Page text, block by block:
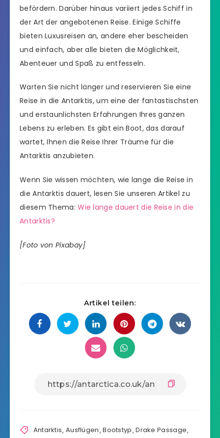
befördern. Darüber hinaus variiert jedes Schiff in
der Art der angebotenen Reise. Einige Schiffe
bieten Luxusreisen an, andere eher bescheiden
und einfach, aber alle bieten die Möglichkeit,
Abenteuer und Spaß zu entfesseln.
Warten Sie nicht länger und reservieren Sie eine
Reise in die Antarktis, um eine der fantastischsten
und erstaunlichsten Erfahrungen Ihres ganzen
Lebens zu erleben. Es gibt ein Boot, das darauf
wartet, Ihnen die Reise Ihrer Träume für die
Antarktis anzubieten.
Wenn Sie wissen möchten, wie lange die Reise in
die Antarktis dauert, lesen Sie unseren Artikel zu
diesem Thema:Wie lange dauert die Reise in die
Antarktis?
[Foto von Pixabay]
Artikel teilen:
Antarktis, Ausflügen,Bootstyp,Drake Passage,